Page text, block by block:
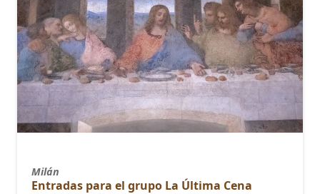
Milán
Entradas para el grupo La Última Cena